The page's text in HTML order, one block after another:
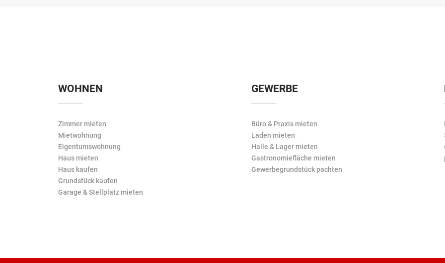
WOHNEN
Zimmer mieten
Mietwohnung
Eigentumswohnung
Haus mieten
Haus kaufen
Grundstück kaufen
Garage & Stellplatz mieten
GEWERBE
Büro & Praxis mieten
Laden mieten
Halle & Lager mieten
Gastronomiefläche mieten
Gewerbegrundstück pachten